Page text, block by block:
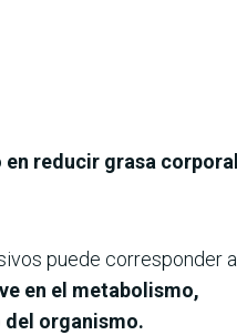
reducir grasa corporal
puede corresponder a
en el metabolismo,
del organismo.